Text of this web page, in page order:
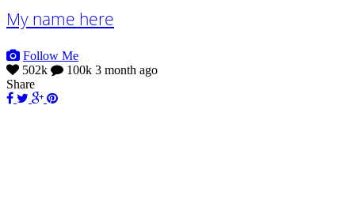
My name here
Follow Me
502k
100k 3 month ago
Share